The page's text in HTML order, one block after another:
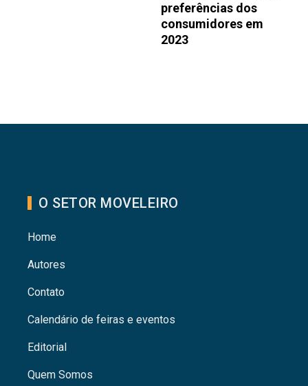
preferências dos
consumidores em
2023
O SETOR MOVELEIRO
Home
Autores
Contato
Calendário de feiras e eventos
Editorial
Quem Somos